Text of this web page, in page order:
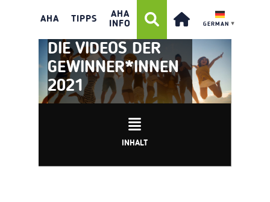
AHA TIPPS
AHA
INFO
GERMAN ▼
DIE VIDEOS DER
GEWINNER*INNEN
2021
INHALT